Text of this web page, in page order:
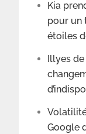
Kia
pour un
étoiles
Illyes de
Google